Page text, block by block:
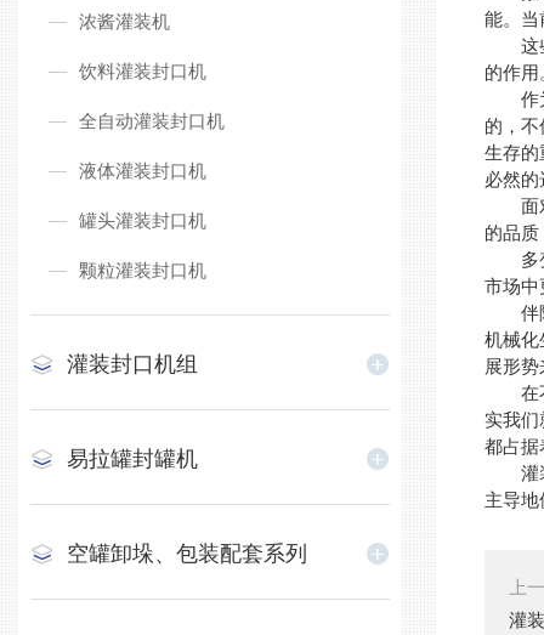
浓酱灌装机
饮料灌装封口机
全自动灌装封口机
液体灌装封口机
罐头灌装封口机
颗粒灌装封口机
灌装封口机组
易拉罐封罐机
空罐卸垛、包装配套系列
能。当
这些
的作
作为
的，
生存的
必然
面对
的品
多变
市场中
伴随
机械化
展形
在不
实我
都占据
灌装
主导
上
灌